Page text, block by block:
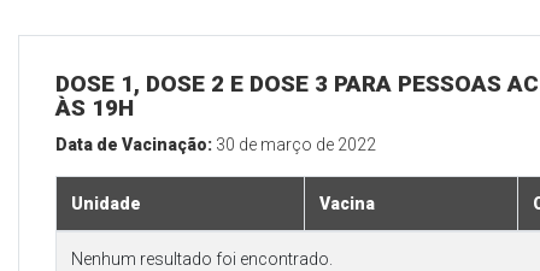
DOSE 1, DOSE 2 E DOSE 3 PARA PESSOAS
ÀS 19H
Data de Vacinação: 30 de março de 2022
Unidade Vacina
Nenhum resultado foi encontrado.